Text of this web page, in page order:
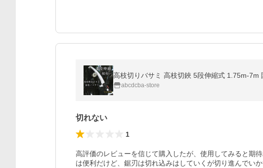
高枝切りバサミ 高枝切鋏 5段伸縮式 1.75m-
abcdcba-store
切れない
1
高評価のレビューを信じて購入したが、使用してみると期
は便利だけど、鋸刃は切れ込みはしていくが切り進んでい